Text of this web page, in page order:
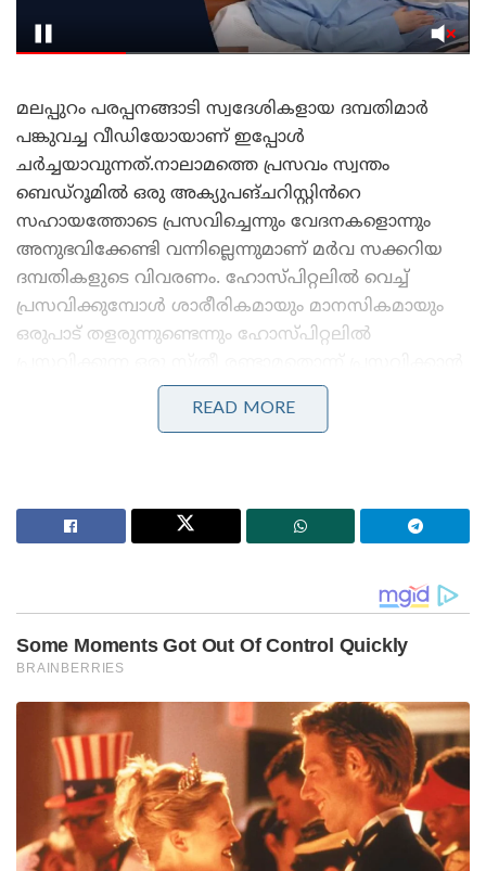
മലപ്പുറം പരപ്പനങ്ങാടി സ്വദേശികളായ ദമ്പതിമാർ
പങ്കുവച്ച വീഡിയോയാണ് ഇപ്പോൾ
ചർച്ചയാവുന്നത്.നാലാമത്തെ പ്രസവം സ്വന്തം
ബെഡ്‌റൂമിൽ ഒരു അക്യുപങ്ചറിസ്റ്റിൻറെ
സഹായത്തോടെ പ്രസവിച്ചെന്നും വേദനകളൊന്നും
അനുഭവിക്കേണ്ടി വന്നില്ലെന്നുമാണ് മർവ സക്കറിയ
ദമ്പതികളുടെ വിവരണം. ഹോസ്പിറ്റലിൽ വെച്ച്
പ്രസവിക്കുമ്പോൾ ശാരീരികമായും മാനസികമായും
ഒരുപാട് തളരുന്നുണ്ടെന്നും ഹോസ്പിറ്റലിൽ
ഉറപ്പായും പേടിക്കുമെന്നാണ് ദമ്പതികളുടെ
മദ്യപിച്ച് വാഹനം ഓടിച്ചു, യൂട്യൂബർ ‘ഹെലൻ ഓഫ്
ബെംഗളൂരുവിലേക്ക് പോയ കെഎസ്ആർടിസി ബസ്
20 യാത്രക്കാർക്ക് പരുക്ക്!
പ്രസവ വേദനയുടെ ഇടയ്ക്ക് ഡോക്ടർമാർ നടത്തുന്ന
ഉൾപരിശോധന മാനസികമായും ശാരീരികമായുമുള്ള
പീഡനമാണെന്നും ഇങ്ങനെ പ്രസവിക്കുന്നവർ പിന്നീട്
പ്രസവിക്കില്ലെന്നും ഇതിൽതന്നെ ചിലർ പ്രസവിച്ചാൽ
തന്നെ കുട്ടിയെ കാണേണ്ട എന്ന് പറയുമെന്നും
ഇതുപോലുള്ള അവസ്ഥയിലൂടെ കടന്നുപോകുന്ന
READ MORE